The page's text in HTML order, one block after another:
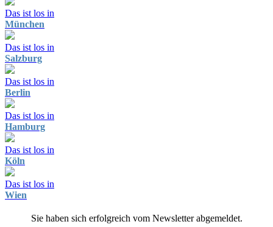
Das ist los in
München
Das ist los in
Salzburg
Das ist los in
Berlin
Das ist los in
Hamburg
Das ist los in
Köln
Das ist los in
Wien
Sie haben sich erfolgreich vom Newsletter abgemeldet.